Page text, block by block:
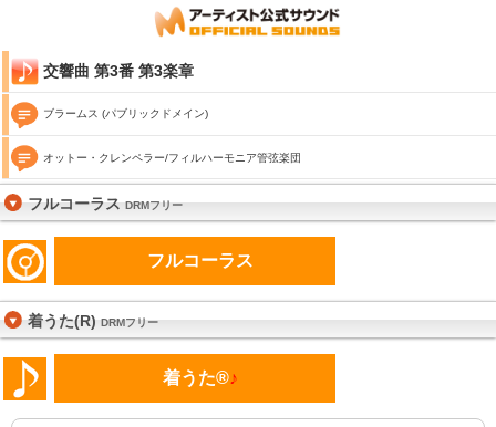
交響曲 第3番 第3楽章
ブラームス (パブリックドメイン)
オットー・クレンペラー/フィルハーモニア管弦楽団
フルコーラスDRMフリー
フルコーラス
着うた(R)DRMフリー
着うた®♪